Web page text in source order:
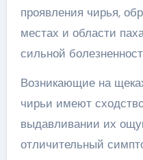
проявления чирья,
местах и области
сильной
Возникающие на
чирьи имеют
выдавливании их
отличительный